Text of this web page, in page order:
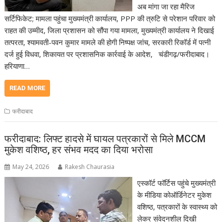
अब मांगा जा रहा मैरिज
सर्टिफिकेट; मामला पहुंचा मुख्यमंत्री कार्यालय, PPP की त्रुटि से परेशान परिवार को
राहत की उम्मीद, जिला प्रशासन को सौंपा गया मामला, मुख्यमंत्री कार्यालय ने दिखाई
तत्परता, श्यामवती-पवन कुमार मामले की होगी निष्पक्ष जांच, सरकारी रिकॉर्ड में पत्नी
दर्ज हुई विधवा, शिकायत पर प्रशासनिक कार्रवाई के आदेश, चंडीगढ़/फरीदाबाद।
हरियाणा…
READ MORE
फरीदाबाद
फरीदाबाद: लिफ्ट हादसे में घायल पत्रकारों से मिले MCCM
मुकेश वशिष्ठ, हर संभव मदद का दिया भरोसा
May 24, 2026 Rakesh Chaurasia
एस्कॉर्ट फॉर्टिस पहुंचे मुख्यमंत्री
के मीडिया कोऑर्डिनेटर मुकेश
वशिष्ठ, पत्रकारों के स्वास्थ्य को
लेकर संवेदनशील दिखी